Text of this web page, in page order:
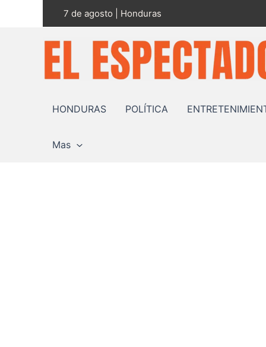
7 de agosto | Honduras
HONDURAS POLÍTICA
Mas